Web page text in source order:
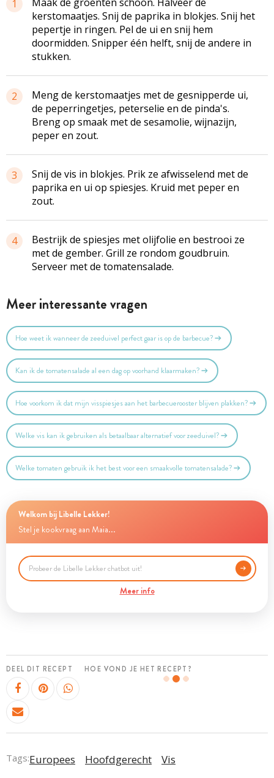
1
kerstomaatjes. Snij de paprika in blokjes. Snij het
pepertje in ringen. Pel de ui en snij hem
doormidden. Snipper één helft, snij de andere in
stukken.
2
Meng de kerstomaatjes met de gesnipperde ui,
de peperringetjes, peterselie en de pinda's.
Breng op smaak met de sesamolie, wijnazijn,
peper en zout.
3
Snij de vis in blokjes. Prik ze afwisselend met de
paprika en ui op spiesjes. Kruid met peper en
zout.
4
Bestrijk de spiesjes met olijfolie en bestrooi ze
met de gember. Grill ze rondom goudbruin.
Serveer met de tomatensalade.
Meer interessante vragen
Hoe weet ik wanneer de zeeduivel perfect gaar is op de barbecue?
Kan ik de tomatensalade al een dag op voorhand klaarmaken?
Hoe voorkom ik dat mijn visspiesjes aan het barbecuerooster blijven plakken?
Welke vis kan ik gebruiken als betaalbaar alternatief voor zeeduivel?
Welke tomaten gebruik ik het best voor een smaakvolle tomatensalade?
Welkom bij Libelle Lekker!
Stel je kookvraag aan Maia...
Meer info
DEEL DIT RECEPT HOE VOND JE HET RECEPT?
Tags:Europees Hoofdgerecht Vis